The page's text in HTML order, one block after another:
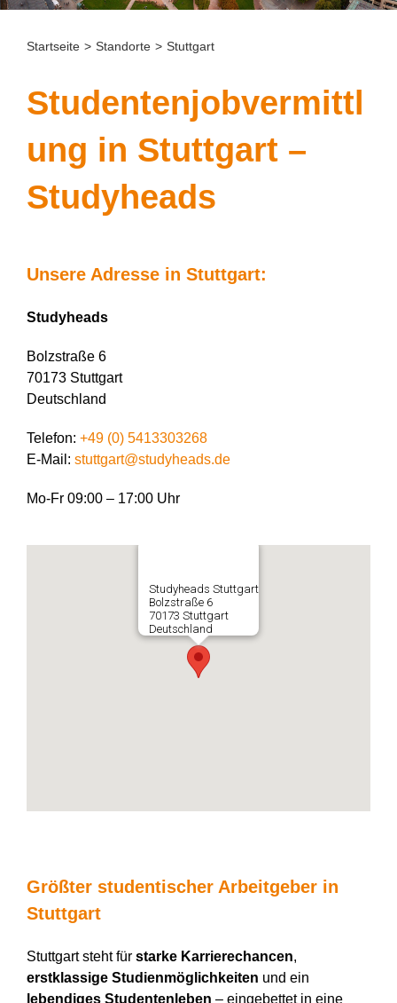
Startseite > Standorte > Stuttgart
Studentenjobvermittl
ung in Stuttgart –
Studyheads
Unsere Adresse in Stuttgart:
Studyheads
Bolzstraße 6
70173 Stuttgart
Deutschland
Telefon: +49 (0) 5413303268
E-Mail: stuttgart@studyheads.de
Mo-Fr 09:00 – 17:00 Uhr
Studyheads Stuttgart
Bolzstraße 6
70173 Stuttgart
Deutschland
Größter studentischer Arbeitgeber in
Stuttgart
Stuttgart steht für starke Karrierechancen,
erstklassige Studienmöglichkeiten und ein
lebendiges Studentenleben – eingebettet in eine